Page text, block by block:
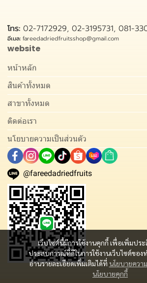
เว็บไซต์นี้มีการใช้งานคุกกี้ เพื่อเพิ่มปร
ประสบการณ์ที่ดีในการใช้งานเว็บไซต์ของ
อ่านรายละเอียดเพิ่มเติมได้ที่ นโยบายควา
นโยบายคุกกี้
โทร: 02-7172929, 02-3195731, 081-
อีเมล: fareedadriedfruitsshop@gmail.com
website
หน้าหลัก
สินค้าทั้งหมด
สาขาทั้งหมด
ติดต่อเรา
นโยบายความเป็นส่วนตัว
@fareedadriedfruits